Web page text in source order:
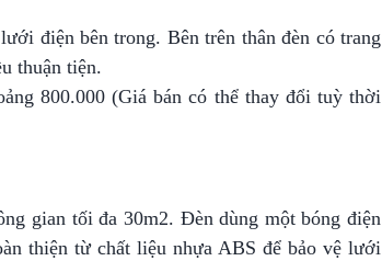
điện bên trong. Bên trên thân đèn có trang
thuận tiện.
800.000 (Giá bán có thể thay đổi tuỳ thời
gian tối đa 30m2. Đèn dùng một bóng điện
thiện từ chất liệu nhựa ABS để bảo vệ lưới